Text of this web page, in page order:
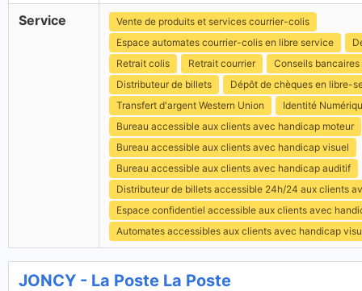
Service
Vente de produits et services courrier-colis
Espace automates courrier-colis en libre service
Retrait colis
Retrait courrier
Conseils bancaires
Distributeur de billets
Dépôt de chèques en libre-
Transfert d'argent Western Union
Identité
Bureau accessible aux clients avec handicap moteur
Bureau accessible aux clients avec handicap visuel
Bureau accessible aux clients avec handicap auditif
Distributeur de billets accessible 24h/24 aux clients
Espace confidentiel accessible aux clients avec
Automates accessibles aux clients avec handicap
JONCY - La Poste La Poste